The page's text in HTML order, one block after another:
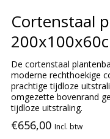
Cortenstaal
De cortenstaal
moderne rechthoekige
prachtige tijdloze
omgezette bovenrand
tijdloze uitstraling.
€656,00 Incl. btw